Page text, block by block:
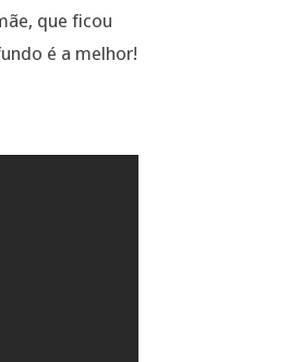
que ficou
é a melhor!